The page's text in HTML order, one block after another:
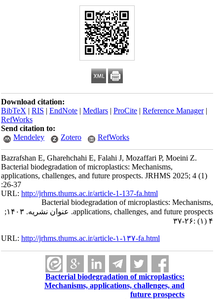
Download citation:
BibTeX|RIS|EndNote|Medlars|ProCite|Reference Manager
RefWorks
Send citation to:
Mendeley
Zotero RefWorks
Bazrafshan E, Gharehchahi E, Falahi J, Mozaffari P, Moeini Z.
Bacterial biodegradation of microplastics: Mechanisms,
applications, challenges, and future prospects. JRHMS 2025; 4 (1)
:26-37
URL:http://jrhms.thums.ac.ir/article-1-137-fa.html
Bacterial biodegradation of microplastics: Mechanisms,
applications, challenges, and future prospects. عنوان نشریه. ۱۴۰۳;
URL:http://jrhms.thums.ac.ir/article-۱-۱۳۷-fa.html
Bacterial biodegradation of microplastics:
Mechanisms, applications, challenges, and
future prospects